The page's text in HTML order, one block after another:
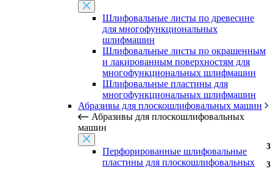
Шлифовальные листы по древесине
для многофункциональных
шлифмашин
Шлифовальные листы по окрашенным
и лакированным поверхностям для
многофункциональных шлифмашин
Шлифовальные пластины для
многофункциональных шлифмашин
Абразивы для плоскошлифовальных машин
Абразивы для плоскошлифовальных
машин
Перфорированные шлифовальные
пластины для плоскошлифовальных
3
3
3
3
3
3
3
3
3
3
3
3
3
3
3
3
3
3
3
3
3
3
3
3
3
3